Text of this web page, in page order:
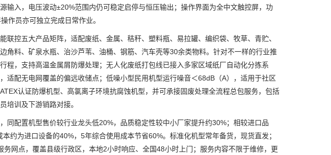
输入，电压波动±20%范围内仍可稳定启停与恒压输出；操作界面为全中文触控屏，功
作员亦可独立完成日常作业。
控五大产品矩阵，适配废纸、金属、秸秆、塑料瓶、易拉罐、编织袋、牧草、青贮、
角料、矿泉水瓶、治沙芦苇、油桶、钢筋、汽车壳等30余类物料。针对不一样的行业推
程，支持高温金属屑防爆处理；无人化废纸打包线已接入多家区域纸厂自动化分拣系
适配无电网覆盖的偏远收储点；低噪小型民用机型运行噪音＜68dB（A），适用于社区
认证防爆机型、高氯离子环境抗腐蚀机型，并可承接固废处理全流程总包服务，包括
培训及下游销路对接。
配置机型售价较行业龙头低20%，品质稳定性较中小厂家提升约30%；相较进口品
约为进口设备的40%，5年综合使用成本节省60%。标准化机型常年备货，现货直发；
网点，覆盖县级行政区，本地2小时响应、全国48小时上门；服务内容不限于维修，更